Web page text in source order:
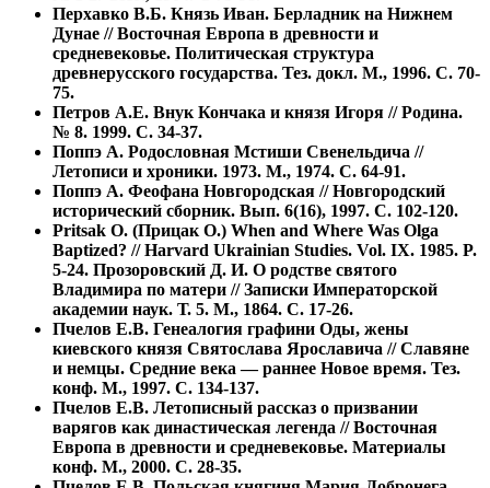
Перхавко В.Б. Князь Иван. Берладник на Нижнем
Дунае // Bосточная Европа в древности и
средневековье. Политическая структура
древнерусского государства. Тез. докл. М., 1996. С. 70-
75.
Петров А.Е. Внук Кончака и князя Игоря // Родина.
№ 8. 1999. С. 34-37.
Поппэ А. Родословная Мстиши Свенельдича //
Летописи и хроники. 1973. М., 1974. С. 64-91.
Поппэ А. Феофана Новгородская // Новгородский
исторический сборник. Вып. 6(16), 1997. С. 102-120.
Pritsak О. (Прицак О.) When and Where Was Olga
Baptized? // Harvard Ukrainian Studies. Vol. IX. 1985. P.
5-24. Прозоровский Д. И. О родстве святого
Владимира по матери // Записки Императорской
академии наук. Т. 5. М., 1864. С. 17-26.
Пчелов Е.В. Генеалогия графини Оды, жены
киевского князя Святослава Ярославича // Славяне
и немцы. Средние века — раннее Новое время. Тез.
конф. М., 1997. С. 134-137.
Пчелов Е.В. Летописный рассказ о призвании
варягов как династическая легенда // Восточная
Европа в древности и средневековье. Материалы
конф. М., 2000. С. 28-35.